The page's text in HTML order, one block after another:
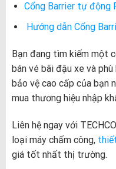
Cổng Barrier tự động
Hướng dẫn Cổng
Bạn đang tìm kiếm một
bán vé bãi đậu xe và
bảo vệ cao cấp của bạn
mua thương hiệu nhập
Liên hệ ngay với
loại máy chấm công,
giá tốt nhất thị trường.